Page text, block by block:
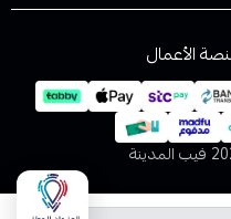
الأعمال
فيب المدينة